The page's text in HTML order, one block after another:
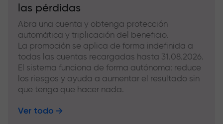
las pérdidas
Abra una cuenta y obtenga protección
automática y triplicación del beneficio.
La promoción se aplica de forma indefinida a
todas las cuentas recargadas hasta 31.08.2026.
El sistema funciona de forma autónoma: reduce
los riesgos y ayuda a aumentar el resultado sin
que tenga que hacer nada.
Ver todo